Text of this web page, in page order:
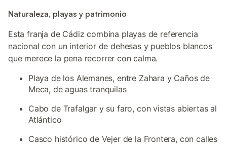
Naturaleza, playas y patrimonio
Esta franja de Cádiz combina playas de referencia
nacional con un interior de dehesas y pueblos blancos
que merece la pena recorrer con calma.
Playa de los Alemanes, entre Zahara y Caños de
Meca, de aguas tranquilas
Cabo de Trafalgar y su faro, con vistas abiertas al
Atlántico
Casco histórico de Vejer de la Frontera, con calles